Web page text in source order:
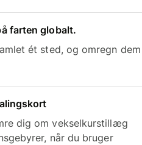
farten globalt.
ét sted, og omregn dem
dig om vekselkurstillæg
når du bruger